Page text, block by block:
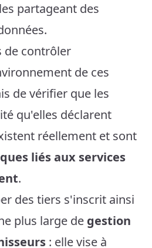
partageant des
de contrôler
de ces
de vérifier que les
qu'elles déclarent
réellement et sont
liés aux services
.
des tiers s'inscrit ainsi
plus large de gestion
: elle vise à